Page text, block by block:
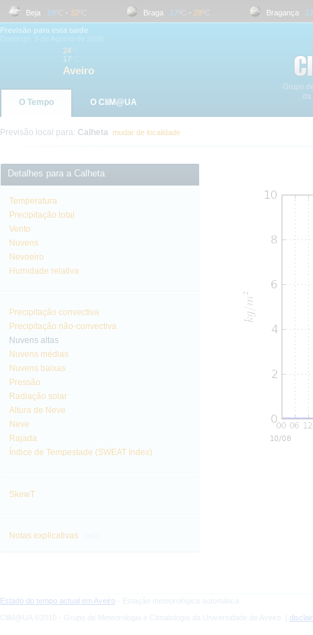
Beja 16 ºC- 32 ºC Braga 17 ºC- 28 ºC Bragança 17 ºC
Previsão para esta tarde
24
17
Aveiro
O Tempo O CliM@UA
Previsão local para: Calheta mudar de localidade
Detalhes para a Calheta
Temperatura
Precipitação total
Vento
Nuvens
Nevoeiro
Humidade relativa
Precipitação convectiva
Precipitação não-convectiva
Nuvens altas
Nuvens médias
Nuvens baixas
Pressão
Radiação solar
Altura de Neve
Neve
Rajada
Índice de Tempestade (SWEAT Index)
SkewT
Notas explicativas
Estado do tempo actual em Aveiro - Estação meteorológica automática
CliM@UA ©2010 - Grupo de Meteorologia e Climatologia da Universidade de Aveiro |